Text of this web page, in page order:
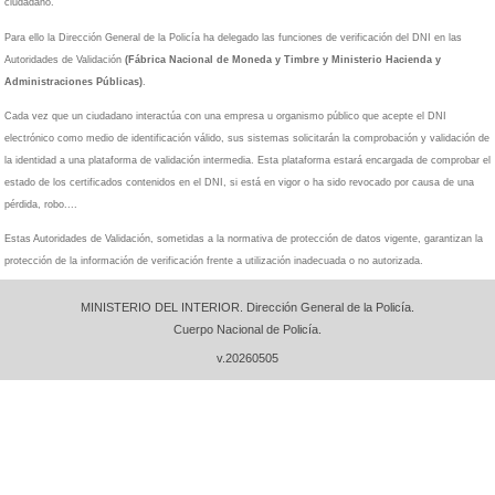
Cuáles son
Código fuente
Qué son los certificados electrónicos
Renovación de Certificados
Autoridades de validación
Política de certificación
Términos y Condiciones
Declaración de divulgación de PKI (PDS)
Marco legal del DNIe
Atención al Ciudadano
Preguntas más frecuentes
Obtención y renovación
Certificados en el DNI
Uso del DNI electrónico
Aspectos Legales
Autenticación y Firma electrónica
Requisitos Técnicos
Vídeo
Documentos
Fotografías
App MiDNI
PASAPORTE
Cómo es el pasaporte español
Quién puede obtener un pasaporte
Requisitos para la Obtención
Españoles residentes en el extranjero
ciudadano.
Para ello la Dirección General de la Policía ha delegado las funciones de verificación del DNI en las
Autoridades de Validación (Fábrica Nacional de Moneda y Timbre y Ministerio Hacienda y
Administraciones Públicas)
Cada vez que un ciudadano interactúa con una empresa u organismo público que acepte el DNI
electrónico como medio de identificación válido, sus sistemas solicitarán la comprobación y validación de
la identidad a una plataforma de validación intermedia. Esta plataforma estará encargada de comprobar el
estado de los certificados contenidos en el DNI, si está en vigor o ha sido revocado por causa de una
pérdida, robo....
Estas Autoridades de Validación, sometidas a la normativa de protección de datos vigente, garantizan la
protección de la información de verificación frente a utilización inadecuada o no autorizada.
MINISTERIO DEL INTERIOR. Dirección General de la Policía.
Cuerpo Nacional de Policía.
v.20260505